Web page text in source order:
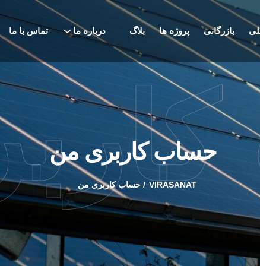
بازرگانی پروژه ها بلاگ درباره ما تماس با ما
حساب کاربری من
VIRASANAT حساب کاربری من